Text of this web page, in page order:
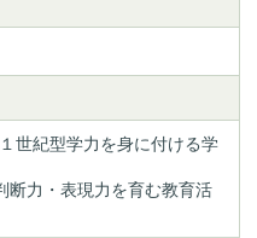
世紀型学力を身に付ける学
断力・表現力を育む教育活